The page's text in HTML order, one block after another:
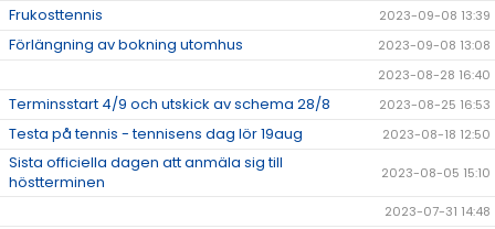
Frukosttennis 2023-09-08 13:39
Förlängning av bokning utomhus
2023-09-08 13:08
2023-08-28 16:40
Terminsstart 4/9 och utskick av schema 28/8 2023-08-25 16:53
Testa på tennis - tennisens dag lör 19aug 2023-08-18 12:50
Sista officiella dagen att anmäla sig till
höstterminen
2023-08-05 15:10
2023-07-31 14:48